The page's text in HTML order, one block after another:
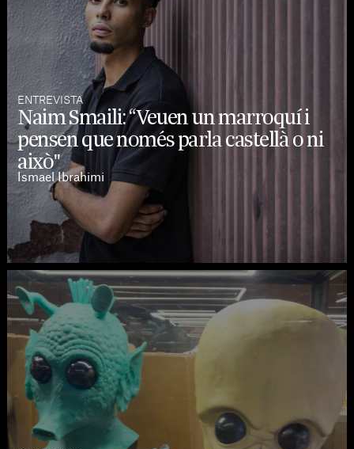
ENTREVISTA
Naim Smaili: “Veuen un marroquí i
pensen que només parla castellà o ni
això"
Ismael Ibrahimi